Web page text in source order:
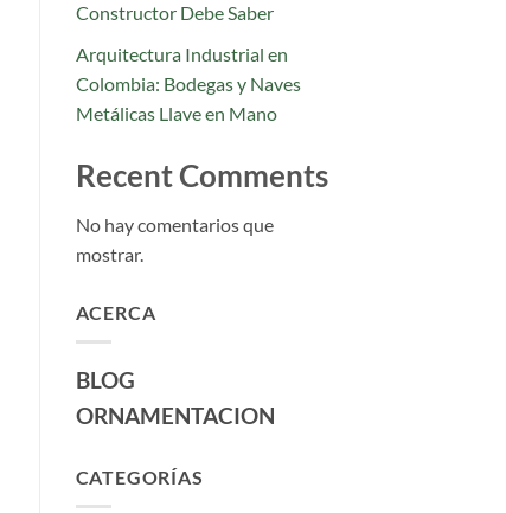
Constructor Debe Saber
Arquitectura Industrial en
Colombia: Bodegas y Naves
Metálicas Llave en Mano
Recent Comments
No hay comentarios que
mostrar.
ACERCA
BLOG
ORNAMENTACION
CATEGORÍAS